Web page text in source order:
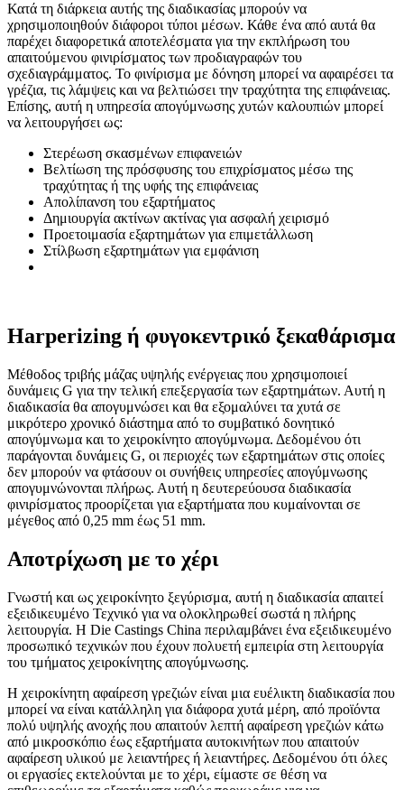
Κατά τη διάρκεια αυτής της διαδικασίας μπορούν να
χρησιμοποιηθούν διάφοροι τύποι μέσων. Κάθε ένα από αυτά θα
παρέχει διαφορετικά αποτελέσματα για την εκπλήρωση του
απαιτούμενου φινιρίσματος των προδιαγραφών του
σχεδιαγράμματος. Το φινίρισμα με δόνηση μπορεί να αφαιρέσει τα
γρέζια, τις λάμψεις και να βελτιώσει την τραχύτητα της επιφάνειας.
Επίσης, αυτή η υπηρεσία απογύμνωσης χυτών καλουπιών μπορεί
να λειτουργήσει ως:
Στερέωση σκασμένων επιφανειών
Βελτίωση της πρόσφυσης του επιχρίσματος μέσω της
τραχύτητας ή της υφής της επιφάνειας
Απολίπανση του εξαρτήματος
Δημιουργία ακτίνων ακτίνας για ασφαλή χειρισμό
Προετοιμασία εξαρτημάτων για επιμετάλλωση
Στίλβωση εξαρτημάτων για εμφάνιση
Harperizing ή φυγοκεντρικό ξεκαθάρισμα
Μέθοδος τριβής μάζας υψηλής ενέργειας που χρησιμοποιεί
δυνάμεις G για την τελική επεξεργασία των εξαρτημάτων. Αυτή η
διαδικασία θα απογυμνώσει και θα εξομαλύνει τα χυτά σε
μικρότερο χρονικό διάστημα από το συμβατικό δονητικό
απογύμνωμα και το χειροκίνητο απογύμνωμα. Δεδομένου ότι
παράγονται δυνάμεις G, οι περιοχές των εξαρτημάτων στις οποίες
δεν μπορούν να φτάσουν οι συνήθεις υπηρεσίες απογύμνωσης
απογυμνώνονται πλήρως. Αυτή η δευτερεύουσα διαδικασία
φινιρίσματος προορίζεται για εξαρτήματα που κυμαίνονται σε
μέγεθος από 0,25 mm έως 51 mm.
Αποτρίχωση με το χέρι
Γνωστή και ως χειροκίνητο ξεγύρισμα, αυτή η διαδικασία απαιτεί
εξειδικευμένο Τεχνικό για να ολοκληρωθεί σωστά η πλήρης
λειτουργία. Η Die Castings China περιλαμβάνει ένα εξειδικευμένο
προσωπικό τεχνικών που έχουν πολυετή εμπειρία στη λειτουργία
του τμήματος χειροκίνητης απογύμνωσης.
Η χειροκίνητη αφαίρεση γρεζιών είναι μια ευέλικτη διαδικασία που
μπορεί να είναι κατάλληλη για διάφορα χυτά μέρη, από προϊόντα
πολύ υψηλής ανοχής που απαιτούν λεπτή αφαίρεση γρεζιών κάτω
από μικροσκόπιο έως εξαρτήματα αυτοκινήτων που απαιτούν
αφαίρεση υλικού με λειαντήρες ή λειαντήρες. Δεδομένου ότι όλες
οι εργασίες εκτελούνται με το χέρι, είμαστε σε θέση να